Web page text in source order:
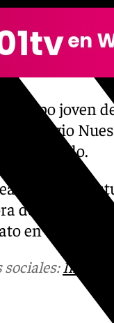
grupo joven
el colegio
Tibi Credo.
sus
del Carmen,
en el
sociales: